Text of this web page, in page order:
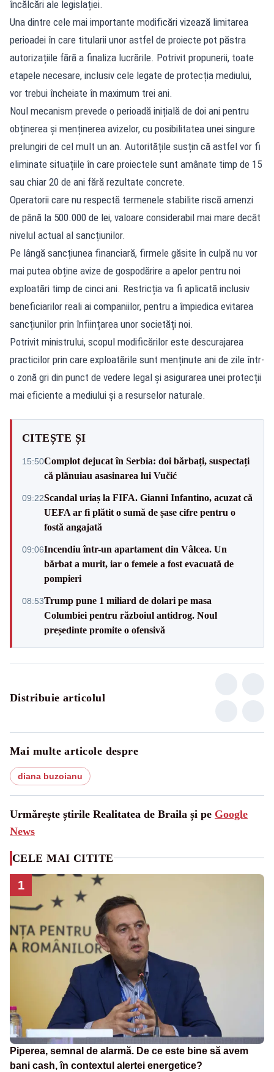
încălcări ale legislației.
Una dintre cele mai importante modificări vizează limitarea
perioadei în care titularii unor astfel de proiecte pot păstra
autorizațiile fără a finaliza lucrările. Potrivit propunerii, toate
etapele necesare, inclusiv cele legate de protecția mediului,
vor trebui încheiate în maximum trei ani.
Noul mecanism prevede o perioadă inițială de doi ani pentru
obținerea și menținerea avizelor, cu posibilitatea unei singure
prelungiri de cel mult un an. Autoritățile susțin că astfel vor fi
eliminate situațiile în care proiectele sunt amânate timp de 15
sau chiar 20 de ani fără rezultate concrete.
Operatorii care nu respectă termenele stabilite riscă amenzi
de până la 500.000 de lei, valoare considerabil mai mare decât
nivelul actual al sancțiunilor.
Pe lângă sancțiunea financiară, firmele găsite în culpă nu vor
mai putea obține avize de gospodărire a apelor pentru noi
exploatări timp de cinci ani. Restricția va fi aplicată inclusiv
beneficiarilor reali ai companiilor, pentru a împiedica evitarea
sancțiunilor prin înființarea unor societăți noi.
Potrivit ministrului, scopul modificărilor este descurajarea
practicilor prin care exploatările sunt menținute ani de zile într-
o zonă gri din punct de vedere legal și asigurarea unei protecții
mai eficiente a mediului și a resurselor naturale.
CITEȘTE ȘI
15:50Complot dejucat în Serbia: doi bărbați, suspectați
că plănuiau asasinarea lui Vučić
09:22Scandal uriaș la FIFA. Gianni Infantino, acuzat că
UEFA ar fi plătit o sumă de șase cifre pentru o
fostă angajată
09:06Incendiu într-un apartament din Vâlcea. Un
bărbat a murit, iar o femeie a fost evacuată de
pompieri
08:53Trump pune 1 miliard de dolari pe masa
Columbiei pentru războiul antidrog. Noul
președinte promite o ofensivă
Distribuie articolul
Mai multe articole despre
diana buzoianu
Urmărește știrile Realitatea de Braila și pe Google
News
CELE MAI CITITE
1
Piperea, semnal de alarmă. De ce este bine să avem
bani cash, în contextul alertei energetice?